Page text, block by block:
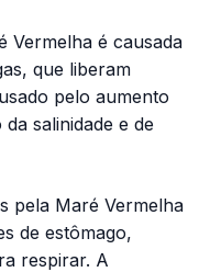
Vermelha é causada
que liberam
pelo aumento
salinidade e de
pela Maré Vermelha
de estômago,
respirar. A